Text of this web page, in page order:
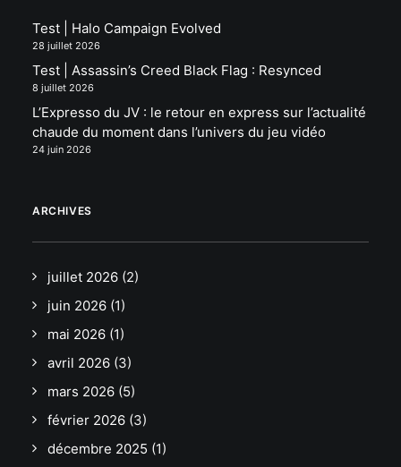
Test | Halo Campaign Evolved
28 juillet 2026
Test | Assassin’s Creed Black Flag : Resynced
8 juillet 2026
L’Expresso du JV : le retour en express sur l’actualité
chaude du moment dans l’univers du jeu vidéo
24 juin 2026
ARCHIVES
juillet 2026 (2)
juin 2026 (1)
mai 2026 (1)
avril 2026 (3)
mars 2026 (5)
février 2026 (3)
décembre 2025 (1)